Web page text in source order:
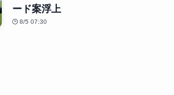
ード案浮上
8/5 07:30